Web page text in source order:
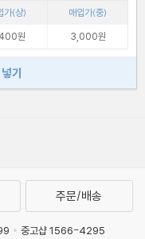
가(상)
매입가(중)
원 3,000원
기
주문/배송
중고샵 1566-4295